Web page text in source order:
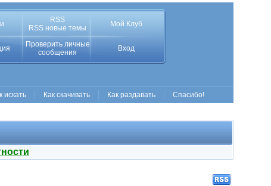
RSS
RSS новые темы
Мой Клуб
Проверить личные
сообщения
Вход
искать Как скачивать Как раздавать Спасибо!